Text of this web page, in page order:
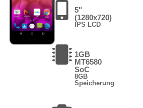
5"
(1280x720)
IPS LCD
1GB
MT6580
SoC
8GB
Speicherung